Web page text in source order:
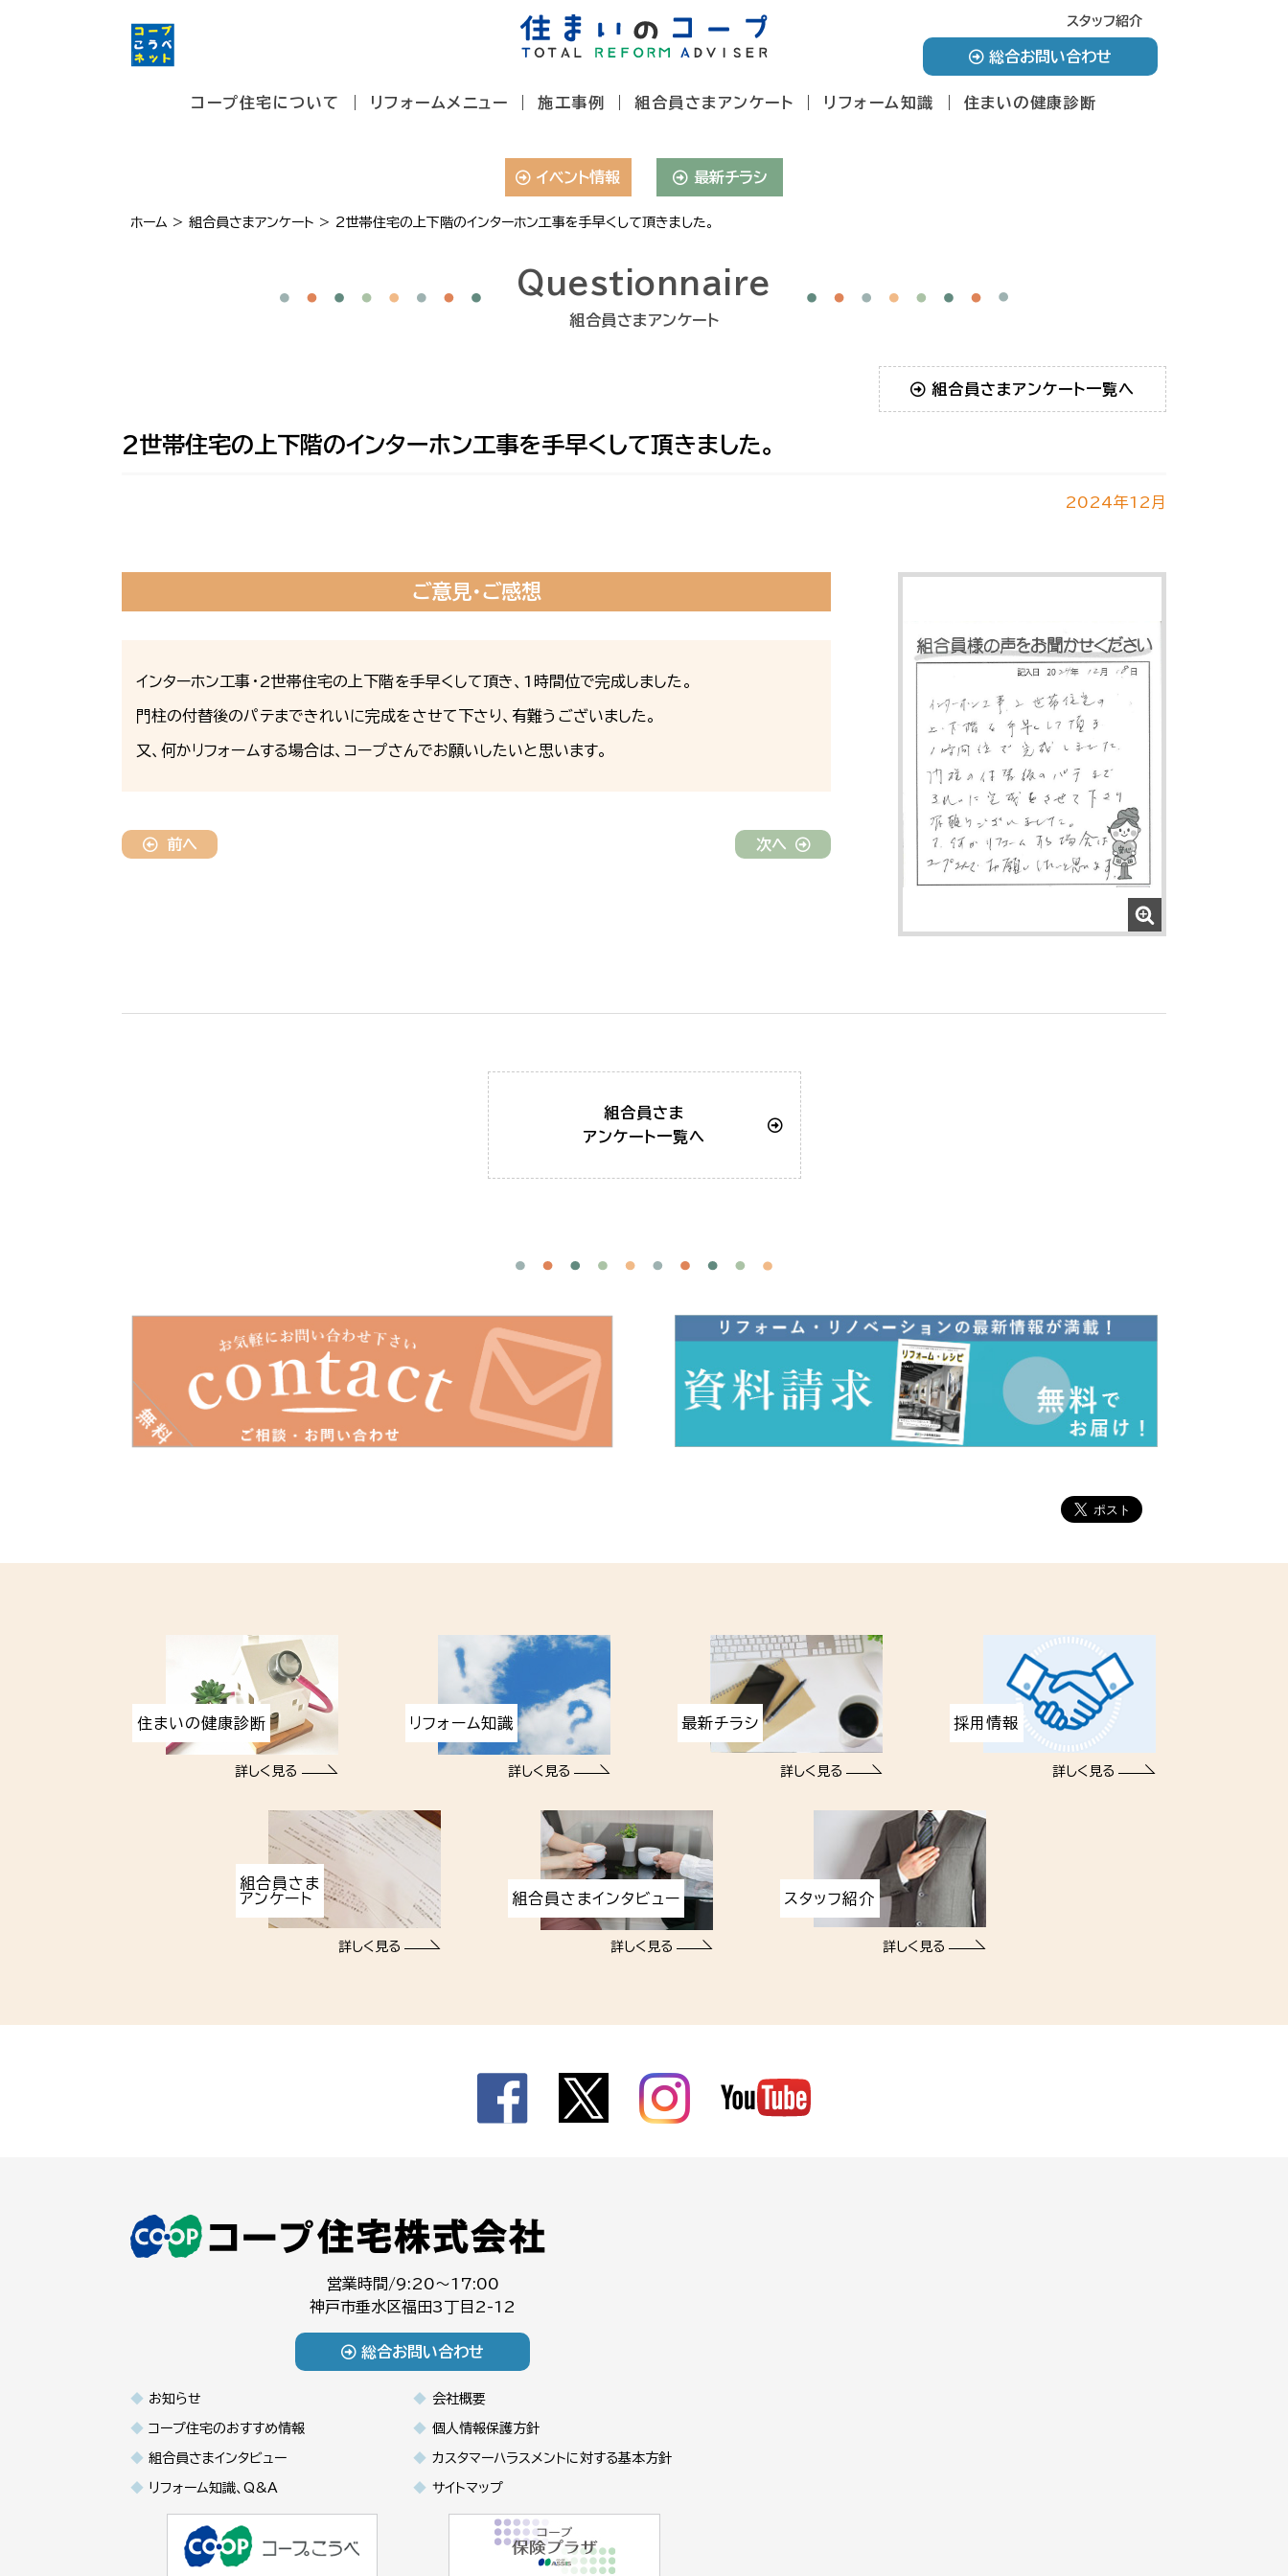
スタッフ紹介
総合お問い合わせ
コープ住宅について リフォームメニュー 施工事例 組合員さまアンケート リフォーム知識 住まいの健康診断
イベント情報 最新チラシ
ホーム > 組合員さまアンケート > 2世帯住宅の上下階のインターホン工事を手早くして頂きました。
Questionnaire
組合員さまアンケート
組合員さまアンケート一覧へ
2世帯住宅の上下階のインターホン工事を手早くして頂きました。
2024年12月
ご意見・ご感想
インターホン工事・2世帯住宅の上下階を手早くして頂き、1時間位で完成しました。
門柱の付替後のパテまできれいに完成をさせて下さり、有難うございました。
又、何かリフォームする場合は、コープさんでお願いしたいと思います。
前へ 次へ
組合員さま
アンケート一覧へ
住まいの健康診断
詳しく見る
リフォーム知識
詳しく見る
最新チラシ
詳しく見る
採用情報
詳しく見る
組合員さま
アンケート
詳しく見る
組合員さまインタビュー
詳しく見る
スタッフ紹介
詳しく見る
営業時間/9:20～17:00
神戸市垂水区福田3丁目2-12
総合お問い合わせ
お知らせ
コープ住宅のおすすめ情報
組合員さまインタビュー
リフォーム知識、Q&A
会社概要
個人情報保護方針
カスタマーハラスメントに対する基本方針
サイトマップ